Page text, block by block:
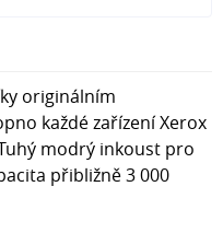
originálním
každé zařízení Xerox
modrý inkoust pro
přibližně 3 000